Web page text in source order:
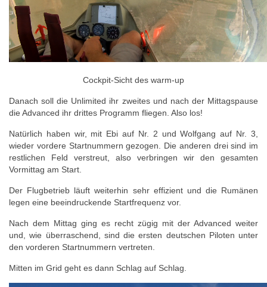
Cockpit-Sicht des warm-up
Danach soll die Unlimited ihr zweites und nach der Mittagspause
die Advanced ihr drittes Programm fliegen. Also los!
Natürlich haben wir, mit Ebi auf Nr. 2 und Wolfgang auf Nr. 3,
wieder vordere Startnummern gezogen. Die anderen drei sind im
restlichen Feld verstreut, also verbringen wir den gesamten
Vormittag am Start.
Der Flugbetrieb läuft weiterhin sehr effizient und die Rumänen
legen eine beeindruckende Startfrequenz vor.
Nach dem Mittag ging es recht zügig mit der Advanced weiter
und, wie überraschend, sind die ersten deutschen Piloten unter
den vorderen Startnummern vertreten.
Mitten im Grid geht es dann Schlag auf Schlag.